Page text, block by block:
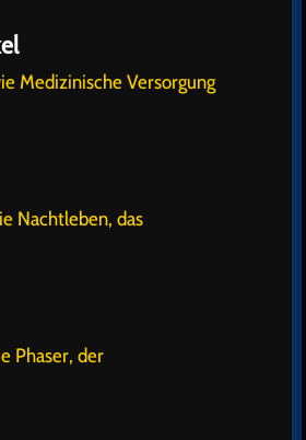
– Guter Witz… Seit Troi ihr
ausgerichtet hat,
durch Telepathie. Unsere
die Kommentare belegen: